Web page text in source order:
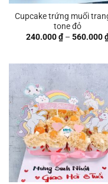
Cupcake trứng muối
tone đỏ
240.000₫ – 560.000